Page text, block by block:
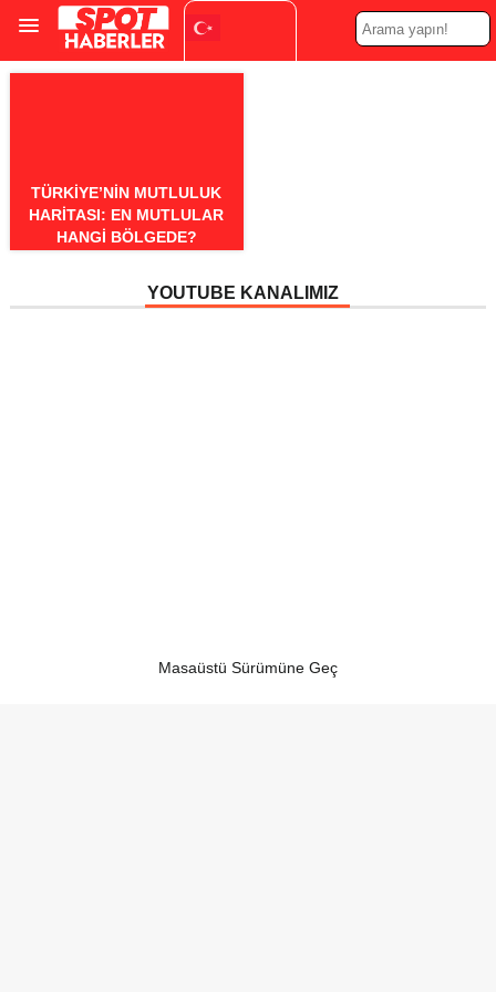
Turkish
TÜRKIYE’NIN MUTLULUK
HARITASI: EN MUTLULAR
HANGI BÖLGEDE?
YOUTUBE KANALIMIZ
Masaüstü Sürümüne Geç